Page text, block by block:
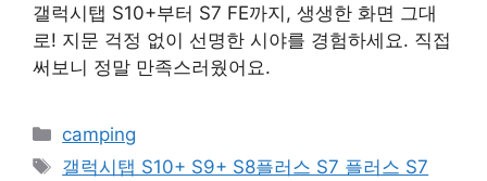
갤럭시탭 S10+부터 S7 FE까지, 생생한 화면 그대
로! 지문 걱정 없이 선명한 시야를 경험하세요. 직접
써보니 정말 만족스러웠어요.
카
테
camping
태
갤럭시탭 S10+ S9+ S8플러스 S7 플러스 S7